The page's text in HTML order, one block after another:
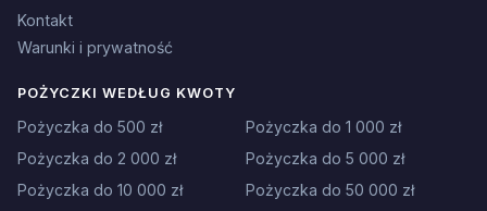
Kontakt
Warunki i prywatność
POŻYCZKI WEDŁUG KWOTY
Pożyczka do 500 zł
Pożyczka do 1 000 zł
Pożyczka do 2 000 zł
Pożyczka do 5 000 zł
Pożyczka do 10 000 zł
Pożyczka do 50 000 zł